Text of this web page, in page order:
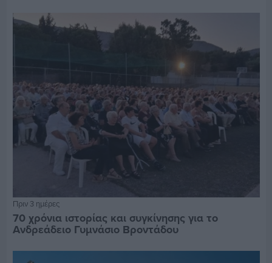
Πριν 3 ημέρες
70 χρόνια ιστορίας και συγκίνησης για το
Ανδρεάδειο Γυμνάσιο Βροντάδου